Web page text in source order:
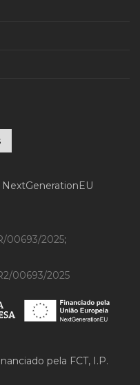
NextGenerationEU
00693/2025;
00693/2025
pela FCT, I.P.